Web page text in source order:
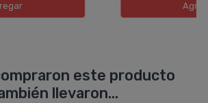
este producto
llevaron...